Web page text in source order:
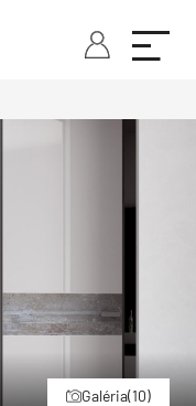
Galéria(10)